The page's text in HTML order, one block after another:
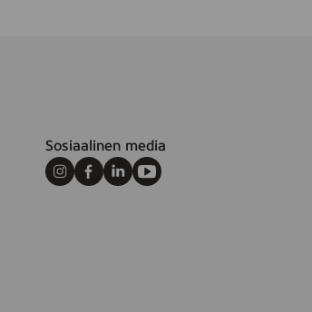
Sosiaalinen media
Instagram
Facebook
LinkedInYoutube